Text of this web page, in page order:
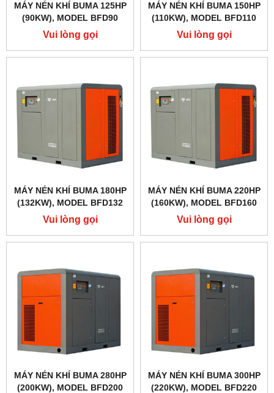
MÁY NÉN KHÍ BUMA 125HP
(90KW), MODEL BFD90
Vui lòng gọi
MÁY NÉN KHÍ BUMA 150HP
(110KW), MODEL BFD110
Vui lòng gọi
MÁY NÉN KHÍ BUMA 180HP
(132KW), MODEL BFD132
Vui lòng gọi
MÁY NÉN KHÍ BUMA 220HP
(160KW), MODEL BFD160
Vui lòng gọi
MÁY NÉN KHÍ BUMA 280HP
(200KW), MODEL BFD200
MÁY NÉN KHÍ BUMA 300HP
(220KW), MODEL BFD220